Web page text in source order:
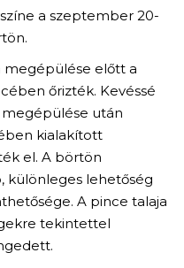
a szeptember 20-
megépülése előtt a
őrizték. Kevéssé
után
kialakított
el. A börtön
különleges lehetőség
A pince talaja
tekintettel